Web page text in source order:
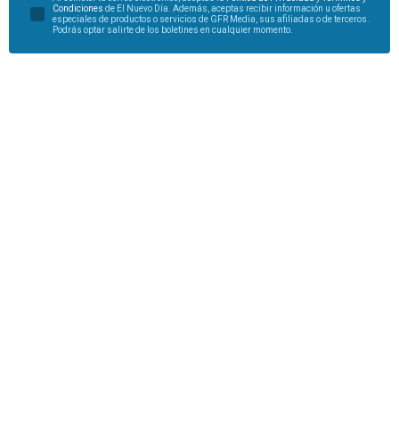
Condiciones de El Nuevo Día. Además, aceptas recibir información u ofertas
especiales de productos o servicios de GFR Media, sus afiliadas o de terceros.
Podrás optar salirte de los boletines en cualquier momento.